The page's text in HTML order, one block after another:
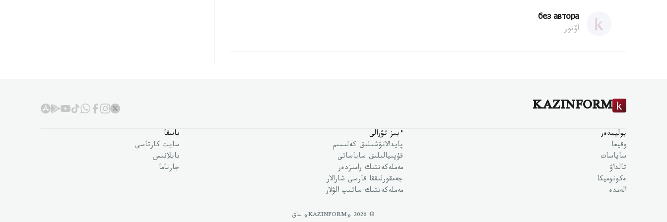
без автора
اۆتور
KAZINFORM
بوليمدەر
وقيعا
ساياسات
تالداۋ
ەكونوميكا
الەمدە
ءبىز تۋرالى
پايدالانۋشىلىق كەلىسىم
قۇپىيالىلىق ساياساتى
مەملەكەتتىك رامىزدەر
جەمقورلىققا قارسى شارالار
مەملەكەتتىك ساتىپ الۋلار
باسقا
سايت كارتاسى
بايلانىس
جارناما
© 2026 «KAZINFORM» حاق